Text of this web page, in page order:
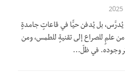
يُدرَّس، بل يُدفن حيًّا في قاعاتٍ جامدةٍ
علمٍ للصراع إلى تقنيةٍ للطمس، ومن
وجوده. في ظلّ…